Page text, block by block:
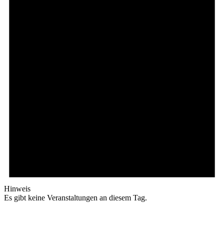
Hinweis
Es gibt keine Veranstaltungen an diesem Tag.